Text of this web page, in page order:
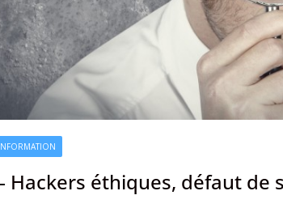
Hackers éthiques, défaut